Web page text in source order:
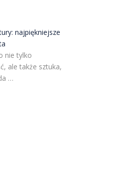
najpiękniejsze
nie tylko
ale także sztuka,
…